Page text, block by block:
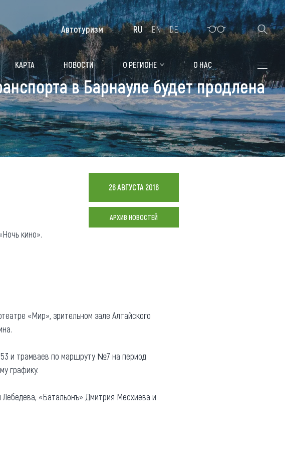
форум Алтайская зимовка
событий
Где остановиться
Санатории
Гостиницы, отели
Коттеджи, базы
Сельские усадьбы
Мотели, придорожные отели
буклеты
КАРТА НОВОСТИ О РЕГИОНЕ О НАС
Автотуризм RU EN DE
в Барнауле будет продлена
26 АВГУСТА 2016
АРХИВ НОВОСТЕЙ
кино».
«Мир», зрительном зале Алтайского
и трамваев по маршруту №7 на период
графику.
«Батальонъ» Дмитрия Месхиева и